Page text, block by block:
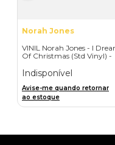
Norah Jones
VINIL Norah Jones - I
Of Christmas (Std Vinyl) -
Indisponível
Avise-me quando retornar
ao estoque